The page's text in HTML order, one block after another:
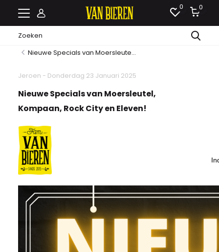
0 0
Nieuwe Specials van Moersleute...
Jeroen - Donderdag 23 Januari 2025
Nieuwe Specials van Moersleutel,
Kompaan, Rock City en Eleven!